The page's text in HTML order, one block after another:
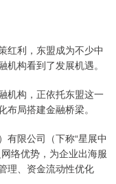
利，东盟成为不少中
构看到了发展机遇。
构，正依托东盟这一
局搭建金融桥梁。
限公司（下称“星展中
络优势，为企业出海服
理、资金流动性优化